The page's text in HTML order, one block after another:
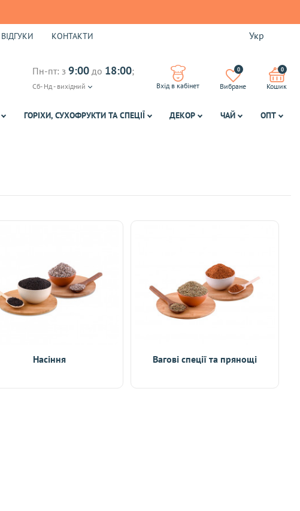
ВІДГУКИ КОНТАКТИ Укр
Пн-пт: з 9:00 до 18:00;
Сб- Нд - вихідний Вхід в кабінет
0
Вибране
0
Кошик
ГОРІХИ, СУХОФРУКТИ ТА СПЕЦІЇ ДЕКОР ЧАЙ ОПТ
Насіння Вагові спеції та прянощі